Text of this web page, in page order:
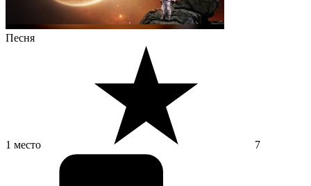
Песня
1 место 7